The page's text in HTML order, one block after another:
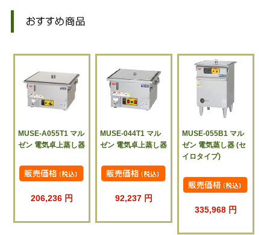
MUSE-A055T1 マル
ゼン 電気卓上蒸し器
206,236 円
MUSE-044T1 マル
ゼン 電気卓上蒸し器
92,237 円
MUSE-055B1 マル
ゼン 電気蒸し器 (セ
イロタイプ)
335,968 円